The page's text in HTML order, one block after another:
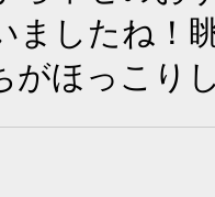
ましたね！
がほっこり